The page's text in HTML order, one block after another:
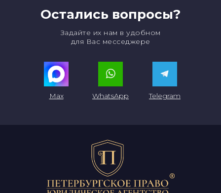
Остались вопросы?
Задайте их нам в удобном
для Вас месседжере
WhatsApp
Max Telegram